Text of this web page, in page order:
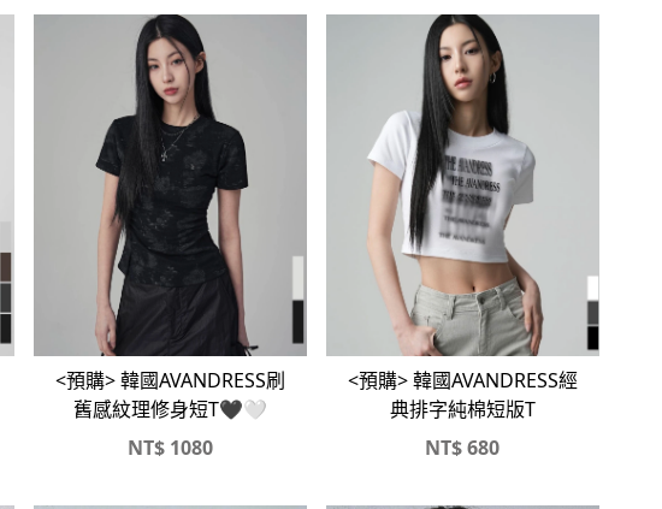
<預購> 韓國AVANDRESS刷
舊感紋理修身短T🖤🤍
NT$ 1080
<預購> 韓國AVANDRESS經
典排字純棉短版T
NT$680